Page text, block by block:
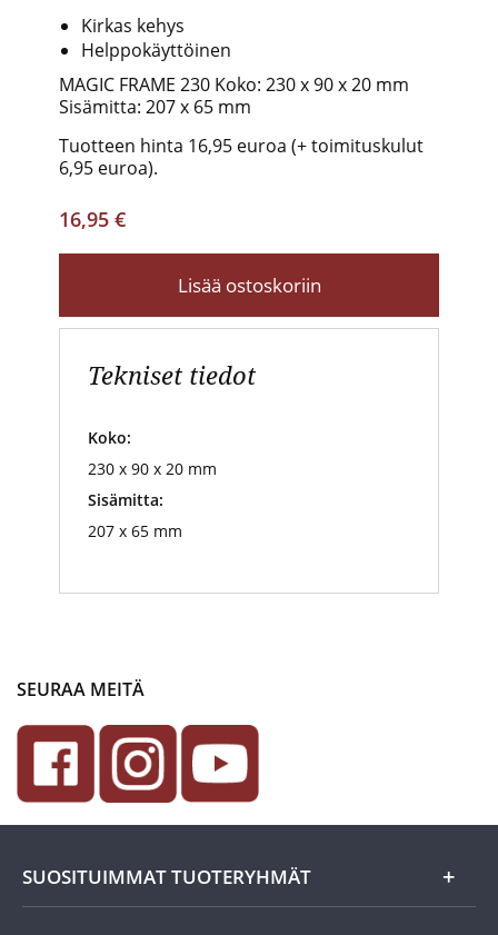
Kirkas kehys
Helppokäyttöinen
MAGIC FRAME 230 Koko: 230 x 90 x 20 mm
Sisämitta: 207 x 65 mm
Tuotteen hinta 16,95 euroa (+ toimituskulut
6,95 euroa).
16,95 €
Lisää ostoskoriin
Tekniset tiedot
Koko:
230 x 90 x 20 mm
Sisämitta:
207 x 65 mm
SEURAA MEITÄ
SUOSITUIMMAT TUOTERYHMÄT